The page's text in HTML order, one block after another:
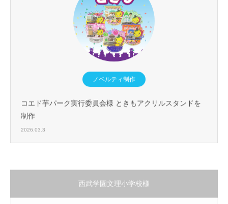
ノベルティ制作
コエド芋パーク実行委員会様 ときもアクリルスタンドを
制作
2026.03.3